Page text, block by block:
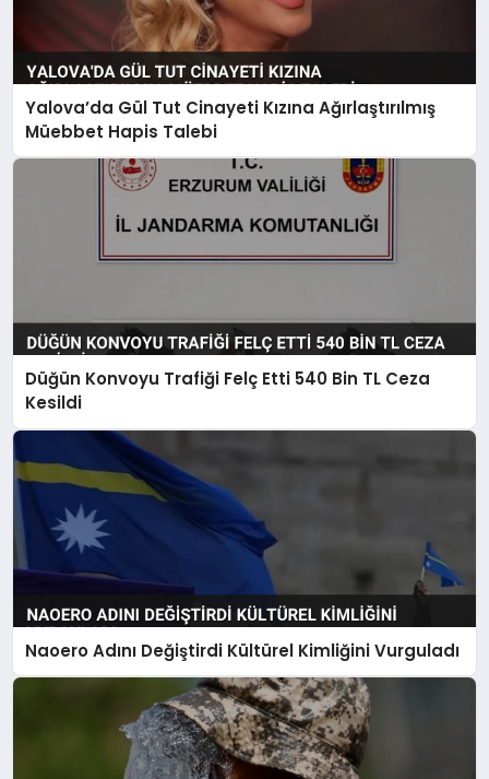
Yalova’da Gül Tut Cinayeti Kızına Ağırlaştırılmış
Müebbet Hapis Talebi
Düğün Konvoyu Trafiği Felç Etti 540 Bin TL Ceza
Kesildi
Naoero Adını Değiştirdi Kültürel Kimliğini Vurguladı